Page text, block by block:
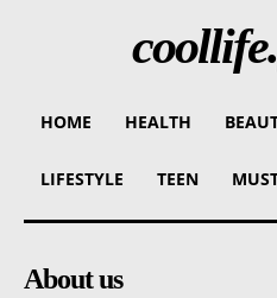
HOME HEALTH
LIFESTYLE TEEN
About us